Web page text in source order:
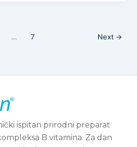
… 7 Next →
ispitan prirodni preparat
B vitamina. Za dan